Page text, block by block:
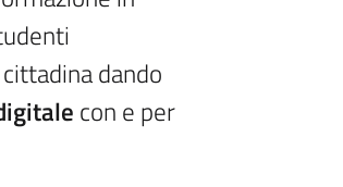
dando
con e per